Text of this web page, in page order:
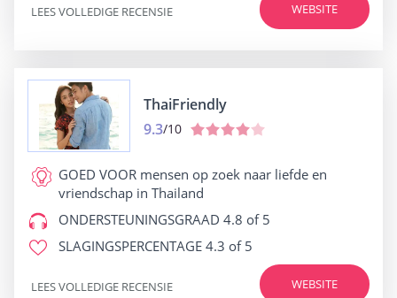
WEBSITE
LEES VOLLEDIGE RECENSIE
ThaiFriendly
9.3/10
GOED VOOR mensen op zoek naar liefde en
vriendschap in Thailand
ONDERSTEUNINGSGRAAD 4.8 of 5
SLAGINGSPERCENTAGE 4.3 of 5
WEBSITE
LEES VOLLEDIGE RECENSIE